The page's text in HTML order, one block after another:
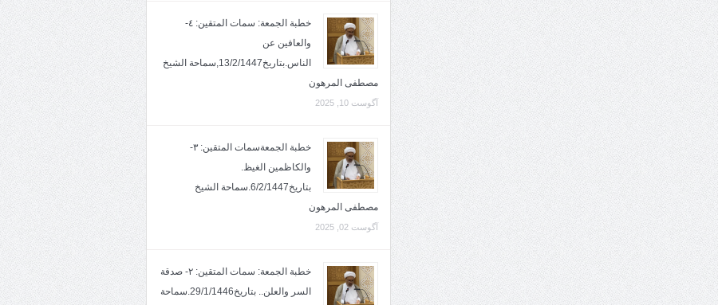
خطبة الجمعة: سمات المتقين: ٤-
والعافين عن
الناس.بتاريخ13/2/1447,سماحة الشيخ
مصطفى المرهون
آگوست 10, 2025
خطبة الجمعةسمات المتقين: ٣-
والكاظمين الغيظ.
بتاريخ6/2/1447.سماحة الشيخ
مصطفى المرهون
آگوست 02, 2025
خطبة الجمعة: سمات المتقين: ٢- صدقة
السر والعلن.. بتاريخ29/1/1446.سماحة